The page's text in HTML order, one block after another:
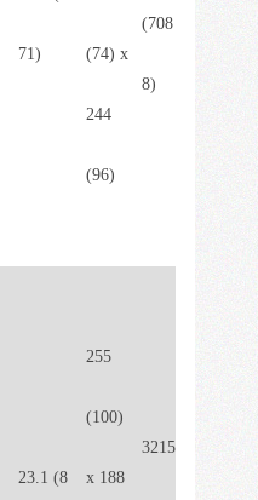
71) (74) x
244
(96)
(708
8)
23.1 (8
255
(100)
x 188
3215